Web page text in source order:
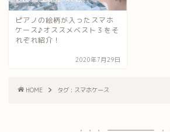
ピアノの絵柄が入ったスマホ
ケース♪オススメベスト３をそ
れぞれ紹介！
2020年7月29日
HOME タグ : スマホケース